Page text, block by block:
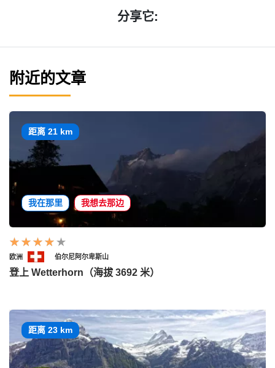
分享它:
附近的文章
距离 21 km
我在那里 我想去那边
欧洲 伯尔尼阿尔卑斯山
登上 Wetterhorn（海拔 3692 米）
距离 23 km